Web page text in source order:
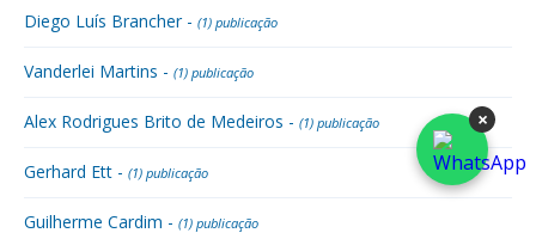
Diego Luís Brancher - (1) publicação
Vanderlei Martins - (1) publicação
Alex Rodrigues Brito de Medeiros - (1) publicação
Gerhard Ett - (1) publicação
Guilherme Cardim - (1) publicação
×